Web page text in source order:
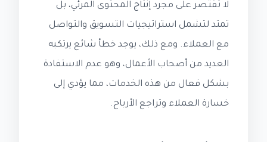
لا تقتصر على مجرد إنتاج المحتوى المرئي، بل
تمتد لتشمل استراتيجيات التسويق والتواصل
مع العملاء. ومع ذلك، يوجد خطأ شائع يرتكبه
العديد من أصحاب الأعمال، وهو عدم الاستفادة
بشكل فعال من هذه الخدمات، مما يؤدي إلى
خسارة العملاء وتراجع الأرباح.